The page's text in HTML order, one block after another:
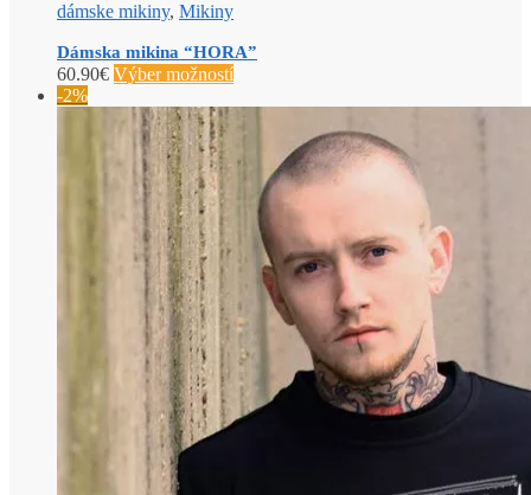
dámske mikiny, Mikiny
Dámska mikina “HORA”
60.90€ Výber možností
-2%